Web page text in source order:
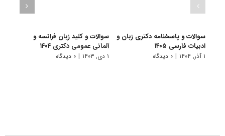
سوالات و پاسخنامه دکتری زبان و
ادبیات فارسی ۱۴۰۵
۱ آذر, ۱۴۰۴ | ۰ دیدگاه
سوالات و کلید زبان فرانسه و
آلمانی عمومی دکتری ۱۴۰۴
۱ دی, ۱۴۰۳ | ۰ دیدگاه